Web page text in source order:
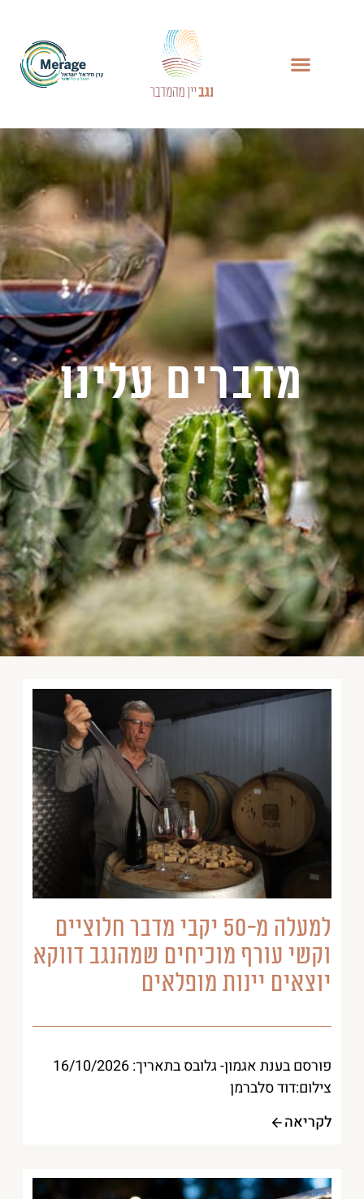
מדברים עלינו
למעלה מ-50 יקבי מדבר חלוציים
וקשי עורף מוכיחים שמהנגב דווקא
יוצאים יינות מופלאים
פורסם בענת אגמון- גלובס בתאריך: 16/10/2026
צילום:דוד סלברמן
לקריאה